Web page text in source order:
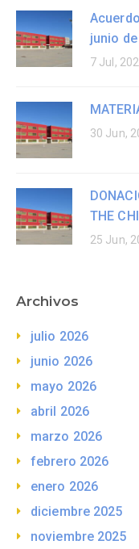
junio
7 Jul,
30 Jun,
THE
25 Jun,
Archivos
julio 2026
junio 2026
mayo 2026
abril 2026
marzo 2026
febrero 2026
enero 2026
diciembre 2025
noviembre 2025